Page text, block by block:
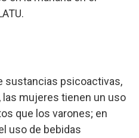
sustancias psicoactivas,
las mujeres tienen un uso
que los varones; en
uso de bebidas